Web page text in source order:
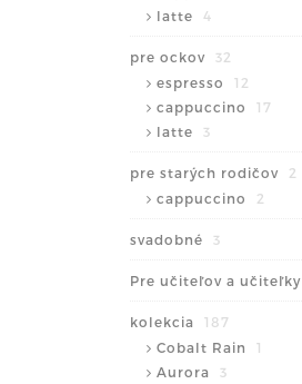
latte
4
pre ockov
32
espresso
12
cappuccino
17
latte
3
pre starých rodičov
2
cappuccino
2
svadobné 3
Pre učiteľov a učiteľky
kolekcia
187
Cobalt Rain
1
Aurora
3